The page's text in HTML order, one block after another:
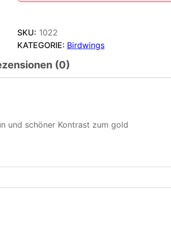
SKU: 1022
KATEGORIE: Birdwings
(0)
und schöner Kontrast zum gold